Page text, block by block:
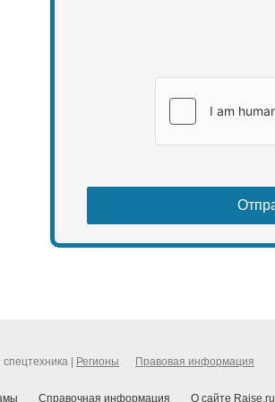
| Регионы Правовая информация
Справочная информация О сайте Raise.ru